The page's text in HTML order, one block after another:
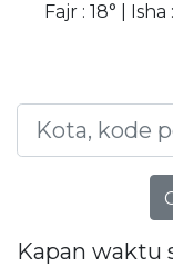
Fajr : 18° | Isha
Kapan waktu